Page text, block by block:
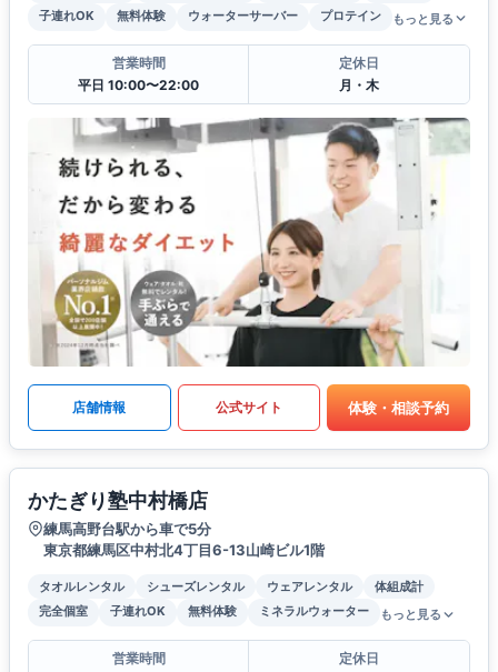
子連れOK
無料体験 ウォーターサーバー プロテイン もっと見る
営業時間
平日 10:00〜22:00
定休日
月・木
店舗情報 公式サイト 体験・相談予約
かたぎり塾中村橋店
練馬高野台駅から車で5分
東京都練馬区中村北4丁目6-13山崎ビル1階
タオルレンタル シューズレンタル ウェアレンタル
体組成計
完全個室
子連れOK 無料体験 ミネラルウォーター もっと見る
営業時間 定休日